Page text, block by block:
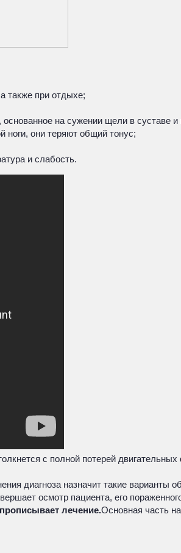
также при отдыхе;
на сужении щели в суставе
они теряют общий тонус;
и слабость.
с полной потерей
диагноза назначит такие
осмотр пациента, его
лечение.Основная часть